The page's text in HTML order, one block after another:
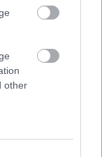
other